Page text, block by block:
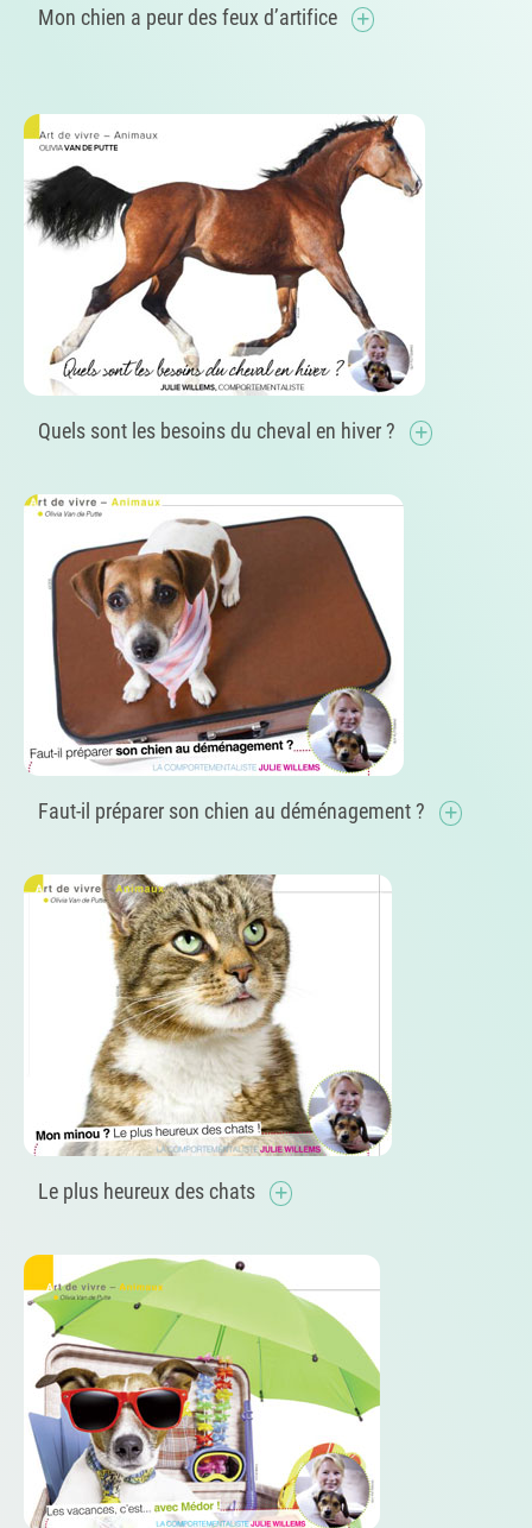
Mon chien a peur des feux d’artifice
Quels sont les besoins du cheval en hiver ?
Faut-il préparer son chien au déménagement ?
Le plus heureux des chats